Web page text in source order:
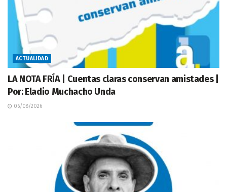
ACTUALIDAD
LA NOTA FRÍA | Cuentas claras conservan amistades |
Por: Eladio Muchacho Unda
06/08/2026